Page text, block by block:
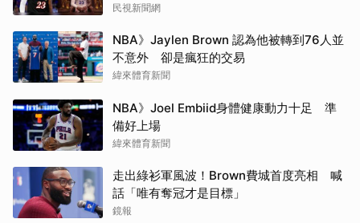
民視新聞網
NBA》Jaylen Brown 認為他被轉到76人並
不意外 卻是瘋狂的交易
緯來體育新聞
NBA》Joel Embiid身體健康動力十足 準
備好上場
緯來體育新聞
走出綠衫軍風波！Brown費城首度亮相 喊
話「唯有奪冠才是目標」
鏡報